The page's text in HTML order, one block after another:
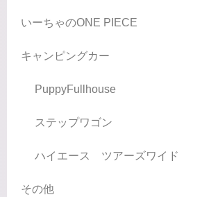
いーちゃのONE PIECE
キャンピングカー
PuppyFullhouse
ステップワゴン
ハイエース ツアーズワイド
その他